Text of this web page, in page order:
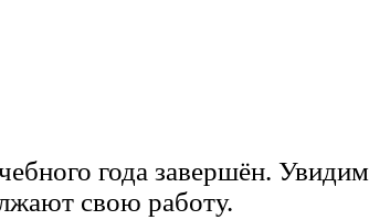
года завершён.
свою работу.